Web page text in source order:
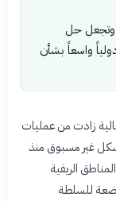
وتجعل حل
واسعاً بشأن
زادت من عمليات
غير مسبوق منذ
المناطق الريفية
للسلطة